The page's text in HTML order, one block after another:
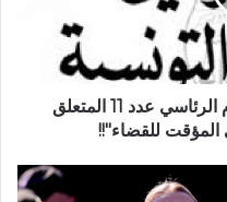
الرائد الرسمي: صدور المرسوم الرئاسي عدد 11 المتعلق
المؤقت للقضاء"!!